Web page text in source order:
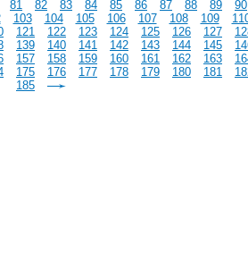
81 82 83 84 85 86 87 88 89 90
103 104 105 106 107 108 109
121 122 123 124 125 126 127
139 140 141 142 143 144 145
157 158 159 160 161 162 163
175 176 177 178 179 180 181
185